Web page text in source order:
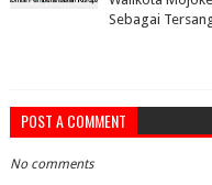
Sebagai
POST A COMMENT
No comments